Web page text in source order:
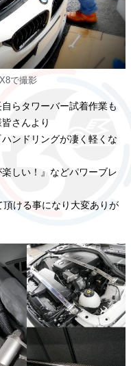
で撮影
らタワーバー試着作業も
さんより
ンドリングが凄く軽くな
しい！』などパワーブレ
ける事になり大変ありが